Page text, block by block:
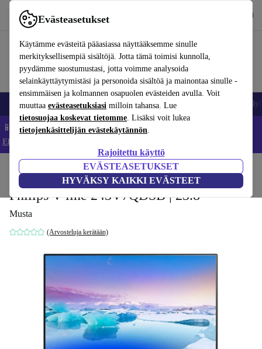
Evästeasetukset
Käytämme evästeitä pääasiassa näyttääksemme sinulle
merkityksellisempiä sisältöjä. Jotta tämä toimisi kunnolla,
pyydämme suostumustasi, jotta voimme analysoida
selainkäyttäytymistäsi ja personoida sisältöä ja mainontaa sinulle -
ensimmäisen ja kolmannen osapuolen evästeiden avulla. Voit
muuttaa evästeasetuksiasi milloin tahansa. Lue
tietosuojaa koskevat tietomme. Lisäksi voit lukea
tietojenkäsittelijän evästekäytännön.
Rajoitettu käyttö
EVÄSTEASETUKSET
HYVÄKSY KAIKKI EVÄSTEET
Käytä refurbed-palvelua nopeasti ja helposti
Matkapuhelimet ja älypuhelimet Kannettavat tietokoneet
📱 Säästä 5 % LISÄÄ iPhoneista – Koodi: IPHONEDEAL –
Ehdot ja säännöt
Philips V-line 243V7QDSB | 23.8"
Musta
(Arvosteluja kerätään)